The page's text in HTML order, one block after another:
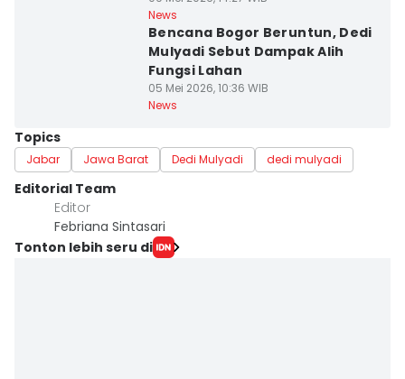
News
Bencana Bogor Beruntun, Dedi
Mulyadi Sebut Dampak Alih
Fungsi Lahan
05 Mei 2026, 10:36 WIB
News
Topics
Jabar Jawa Barat Dedi Mulyadi dedi mulyadi
Editorial Team
Editor
Febriana Sintasari
Tonton lebih seru di